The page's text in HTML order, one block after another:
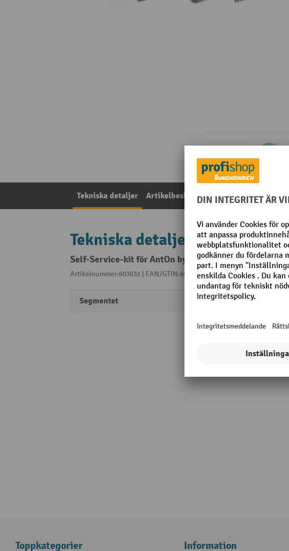
Tekniska detaljer Artikelbeskrivning
Tekniska detaljer
Self-Service-kit för AntOn by Jungheinrich elektrisk
Artikelnummer:603031 | EAN/GTIN:4055091338453 Från kategorin:Self
Segmentet Performance
Toppkategorier Information